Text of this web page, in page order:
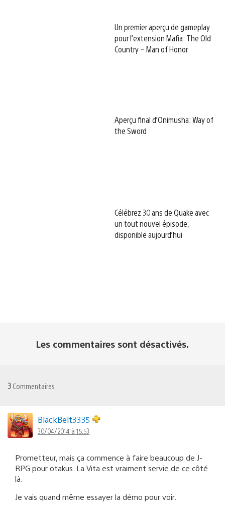
Un premier aperçu de gameplay
pour l’extension Mafia: The Old
Country – Man of Honor
Aperçu final d’Onimusha: Way of
the Sword
Célébrez 30 ans de Quake avec
un tout nouvel épisode,
disponible aujourd’hui
Les commentaires sont désactivés.
3 Commentaires
BlackBelt3335
30/04/2014 à 15:53
Prometteur, mais ça commence à faire beaucoup de J-
RPG pour otakus. La Vita est vraiment servie de ce côté
là.
Je vais quand même essayer la démo pour voir.